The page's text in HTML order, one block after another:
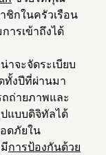
ชิกในครัวเรือน
ารเข้าถึงได้
าจะจัดระเบียบ
ทั้งปีที่ผ่านมา
ถ่ายภาพและ
แบบดิจิทัลได้
ดภัยใน
การป้องกันด้วย